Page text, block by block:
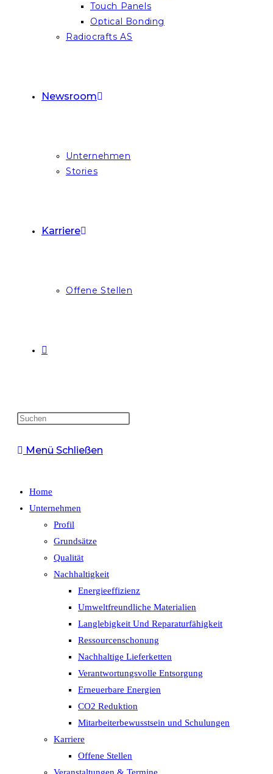
Touch Panels
Optical Bonding
Radiocrafts AS
Newsroom
Unternehmen
Stories
Karriere
Offene Stellen
Menü Schließen
Home
Unternehmen
Profil
Grundsätze
Qualität
Nachhaltigkeit
Energieeffizienz
Umweltfreundliche Materialien
Langlebigkeit Und Reparaturfähigkeit
Ressourcenschonung
Nachhaltige Lieferketten
Verantwortungsvolle Entsorgung
Erneuerbare Energien
CO2 Reduktion
Mitarbeiterbewusstsein und Schulungen
Karriere
Offene Stellen